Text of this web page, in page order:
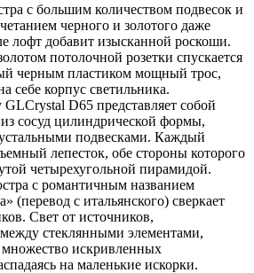
с большим количеством подвесок и
черного и золотого даже
лофт добавит изысканной роскоши.
потолочной розетки спускается
черным пластиком мощный трос,
себе корпус светильника.
D65 представляет собой
сосуд цилиндрической формы,
подвесками. Каждый
лепесток, обе стороны которого
четырехугольной пирамидой.
с романтичным названием
(перевод с итальянского) сверкает
Свет от источников,
стеклянными элементами,
множество искривленных
на маленькие искорки.